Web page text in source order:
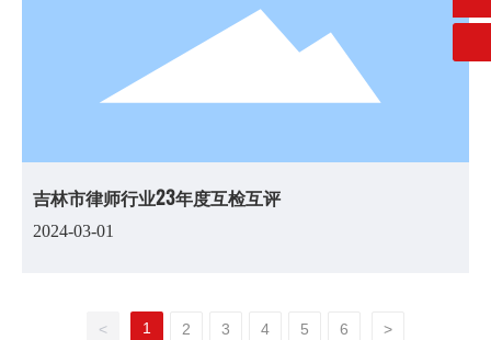
吉林市律师行业23年度互检互评
2024-03-01
< 1 2 3 4 5 6 >